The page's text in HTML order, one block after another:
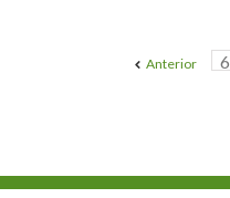
Anterior 6